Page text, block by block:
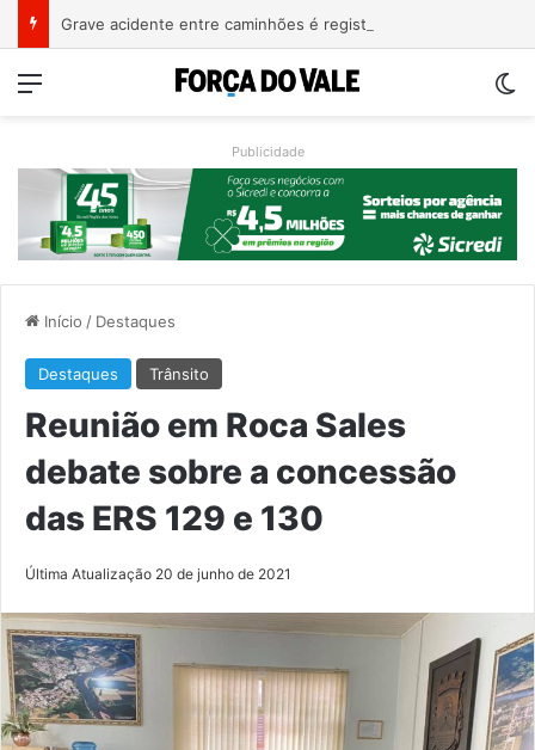
Menu
Publicidade
Início / Destaques
Destaques Trânsito
Reunião em Roca Sales
debate sobre a concessão
das ERS 129 e 130
Última Atualização 20 de junho de 2021